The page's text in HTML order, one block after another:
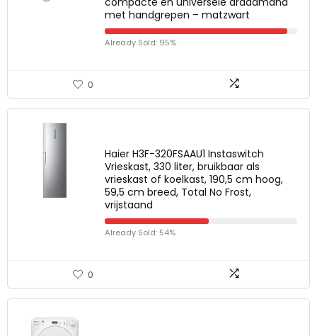
met handgrepen – matzwart
Already Sold: 95%
0
Haier H3F-320FSAAU1 Instaswitch
Vrieskast, 330 liter, bruikbaar als
vrieskast of koelkast, 190,5 cm hoog,
59,5 cm breed, Total No Frost,
vrijstaand
Already Sold: 54%
0